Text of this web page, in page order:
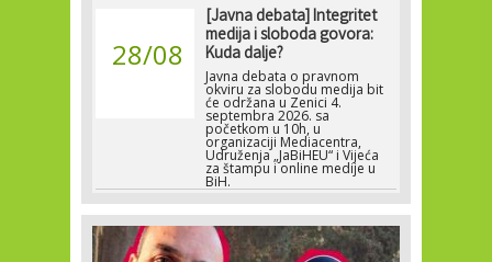
28/08
[Javna debata] Integritet
medija i sloboda govora:
Kuda dalje?
Javna debata o pravnom
okviru za slobodu medija bit
će održana u Zenici 4.
septembra 2026. sa
početkom u 10h, u
organizaciji Mediacentra,
Udruženja „JaBiHEU“ i Vijeća
za štampu i online medije u
BiH.